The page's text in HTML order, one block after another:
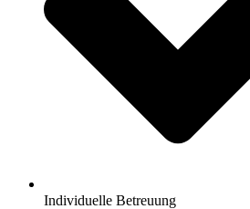
Individuelle Betreuung